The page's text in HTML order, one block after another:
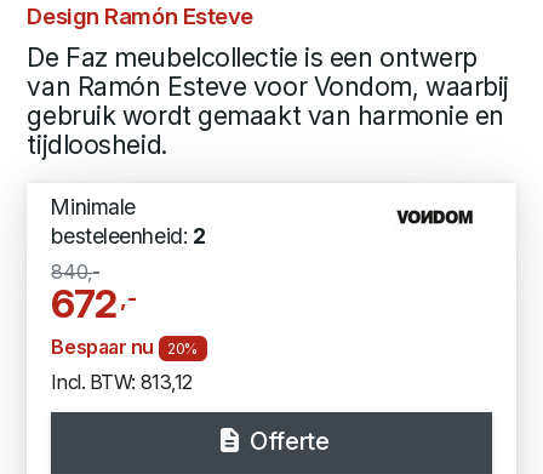
Design Ramón Esteve
De Faz meubelcollectie is een ontwerp
van Ramón Esteve voor Vondom, waarbij
gebruik wordt gemaakt van harmonie en
tijdloosheid.
Minimale
besteleenheid: 2
840,-
672,-
Bespaar nu 20%
Incl. BTW: 813,12
Offerte